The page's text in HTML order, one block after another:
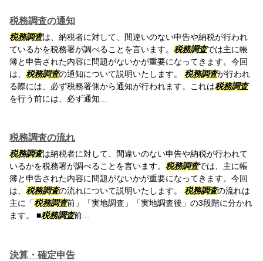
税務調査の通知
税務調査は、納税者に対して、間違いのない申告や納税が行われ
ているかを税務署が調べることを言います。 税務調査では主に帳
簿と申告された内容に問題がないかが重要になってきます。今回
は、 税務調査の通知について説明いたします。 税務調査が行われ
る際には、必ず税務署側から通知が行われます。これは税務調査
を行う前には、必ず通知...
税務調査の流れ
税務調査は納税者に対して、間違いのない申告や納税が行われて
いるかを税務署が調べることを言います。 税務調査では、主に帳
簿と申告された内容に問題がないかが重要になってきます。今回
は、 税務調査の流れについて説明いたします。 税務調査の流れは
主に「税務調査前」「実地調査」「実地調査後」の3段階に分かれ
ます。 ■税務調査前...
決算・確定申告